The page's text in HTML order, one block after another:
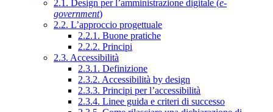
2.1. Design per l’amministrazione digitale (e-
government)
2.2. L’approccio progettuale
2.2.1. Buone pratiche
2.2.2. Principi
2.3. Accessibilità
2.3.1. Definizione
2.3.2. Accessibilità by design
2.3.3. Principi per l’accessibilità
2.3.4. Linee guida e criteri di successo